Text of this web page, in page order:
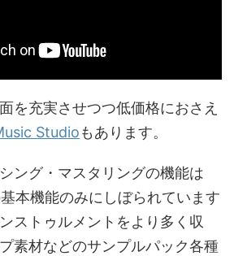
を充実させつつ低価格におさえ
Studioもあります。
ング・マスタリングの機能は
本機能のみにしぼられています
ストゥルメントをより多く収
素材などのサンプルパック各種